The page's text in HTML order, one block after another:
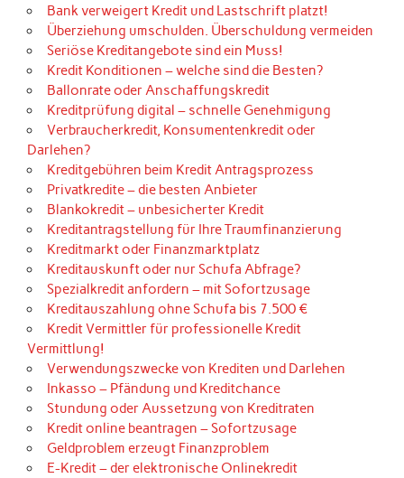
Bank verweigert Kredit und Lastschrift platzt!
Überziehung umschulden. Überschuldung vermeiden
Seriöse Kreditangebote sind ein Muss!
Kredit Konditionen – welche sind die Besten?
Ballonrate oder Anschaffungskredit
Kreditprüfung digital – schnelle Genehmigung
Verbraucherkredit, Konsumentenkredit oder
Darlehen?
Kreditgebühren beim Kredit Antragsprozess
Privatkredite – die besten Anbieter
Blankokredit – unbesicherter Kredit
Kreditantragstellung für Ihre Traumfinanzierung
Kreditmarkt oder Finanzmarktplatz
Kreditauskunft oder nur Schufa Abfrage?
Spezialkredit anfordern – mit Sofortzusage
Kreditauszahlung ohne Schufa bis 7.500 €
Kredit Vermittler für professionelle Kredit
Vermittlung!
Verwendungszwecke von Krediten und Darlehen
Inkasso – Pfändung und Kreditchance
Stundung oder Aussetzung von Kreditraten
Kredit online beantragen – Sofortzusage
Geldproblem erzeugt Finanzproblem
E-Kredit – der elektronische Onlinekredit